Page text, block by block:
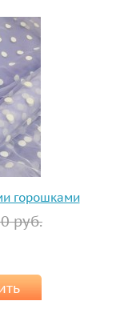
горошками
руб.